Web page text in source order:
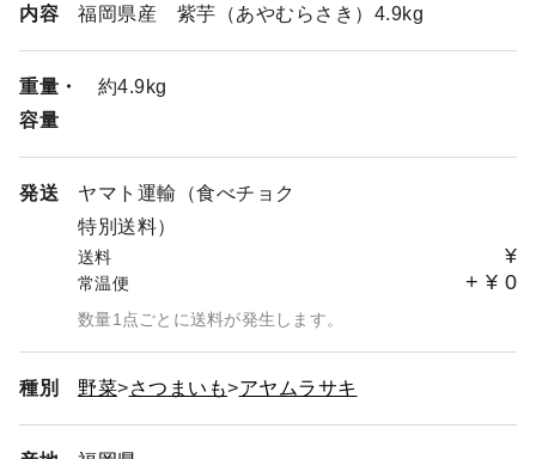
内容 福岡県産 紫芋（あやむらさき）4.9kg
重量・
容量
約4.9kg
発送
ヤマト運輸（食べチョク
特別送料）
送料 ¥
常温便 + ¥ 0
数量1点ごとに送料が発生します。
種別 野菜 さつまいも アヤムラサキ